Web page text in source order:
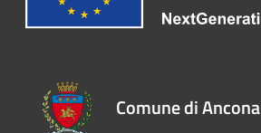
Comune di Ancona